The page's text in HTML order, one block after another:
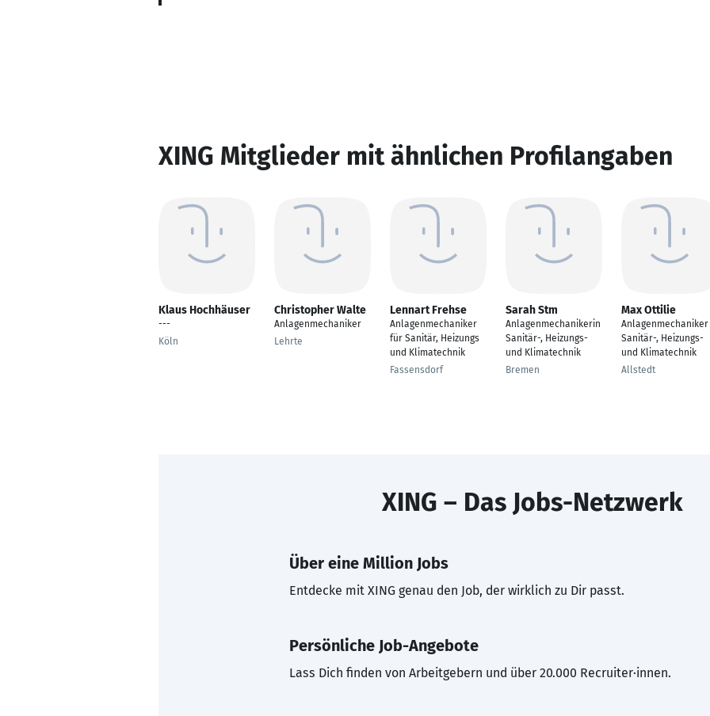
XING Mitglieder mit ähnlichen Profilangaben
Klaus Hochhäuser
---
Köln
Christopher Walte
Anlagenmechaniker
Lehrte
Lennart Frehse
Anlagenmechaniker
für Sanitär, Heizungs
und Klimatechnik
Fassensdorf
Sarah Stm
Anlagenmechanikerin
Sanitär-, Heizungs-
und Klimatechnik
Bremen
Max Ottilie
Anlagenmechaniker
Sanitär-, Heizungs-
und Klimatechnik
Allstedt
XING – Das Jobs-Netzwerk
Über eine Million Jobs
Entdecke mit XING genau den Job, der wirklich zu Dir passt.
Persönliche Job-Angebote
Lass Dich finden von Arbeitgebern und über 20.000 Recruiter·innen.